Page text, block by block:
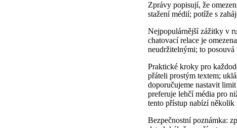
Zprávy popisují, že
stažení médií; potíže s
Nejpopulárnější zážitky v
chatovací relace je
neudržitelnými; to
Praktické kroky pro
přáteli prostým textem;
doporučujeme nastavit
preferuje lehčí média pro
tento přístup nabízí
Bezpečnostní poznámka: